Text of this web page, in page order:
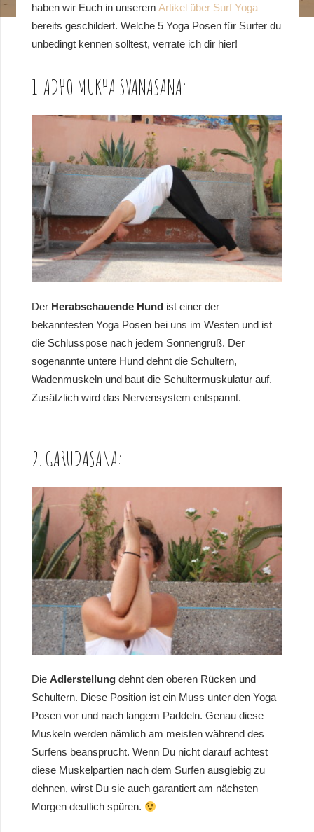
haben wir Euch in unserem Artikel über Surf Yoga
bereits geschildert. Welche 5 Yoga Posen für Surfer du
unbedingt kennen solltest, verrate ich dir hier!
1. ADHO MUKHA SVANASANA:
Der Herabschauende Hund ist einer der
bekanntesten Yoga Posen bei uns im Westen und ist
die Schlusspose nach jedem Sonnengruß. Der
sogenannte untere Hund dehnt die Schultern,
Wadenmuskeln und baut die Schultermuskulatur auf.
Zusätzlich wird das Nervensystem entspannt.
2. GARUDASANA:
Die Adlerstellung dehnt den oberen Rücken und
Schultern. Diese Position ist ein Muss unter den Yoga
Posen vor und nach langem Paddeln. Genau diese
Muskeln werden nämlich am meisten während des
Surfens beansprucht. Wenn Du nicht darauf achtest
diese Muskelpartien nach dem Surfen ausgiebig zu
dehnen, wirst Du sie auch garantiert am nächsten
Morgen deutlich spüren.